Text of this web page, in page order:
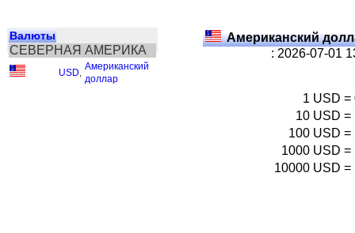
Валюты
СЕВЕРНАЯ АМЕРИКА
USD
Американский
доллар
Американский
: 2026-07-01
1 USD =
10 USD =
100 USD =
1000 USD =
10000 USD =